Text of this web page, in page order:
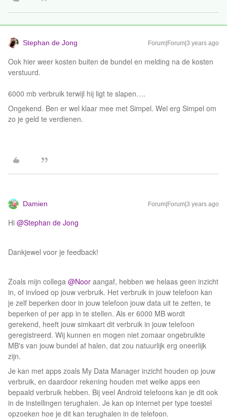
Stephan de Jong Forum|Forum|3 years ago
Ook hier weer kosten buiten de bundel en melding na de kosten
verstuurd.
6000 mb verbruik terwijl hij ligt te slapen….
Ongekend. Ben er wel klaar mee met Simpel. Wel erg Simpel om
zo je geld te verdienen.
Damien Forum|Forum|3 years ago
Hi @Stephan de Jong
Dankjewel voor je feedback!
Zoals mijn collega @Noor aangaf, hebben we helaas geen inzicht
in, of invloed op jouw verbruik. Het verbruik in jouw telefoon kan
je zelf beperken door in jouw telefoon jouw data uit te zetten, te
beperken of per app in te stellen. Als er 6000 MB wordt
gerekend, heeft jouw simkaart dit verbruik in jouw telefoon
geregistreerd. Wij kunnen en mogen niet zomaar ongebruikte
MB's van jouw bundel af halen, dat zou natuurlijk erg oneerlijk
zijn.
Je kan met apps zoals My Data Manager inzicht houden op jouw
verbruik, en daardoor rekening houden met welke apps een
bepaald verbruik hebben. Bij veel Android telefoons kan je dit ook
in de instellingen terughalen. Je kan op internet per type toestel
opzoeken hoe je dit kan terughalen in de telefoon.